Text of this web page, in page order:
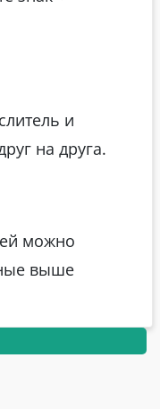
и
на друга.
можно
выше